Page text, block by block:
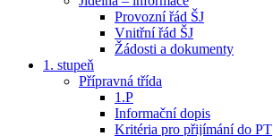
Provozní řád ŠJ
Vnitřní řád ŠJ
Žádosti a dokumenty
1. stupeň
Přípravná třída
1.P
Informační dopis
Kritéria pro přijímání do PT